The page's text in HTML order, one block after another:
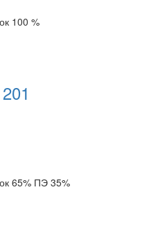
100 %
65% ПЭ 35%